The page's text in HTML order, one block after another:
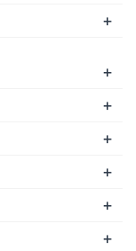
+
+
+
+
+
+
+